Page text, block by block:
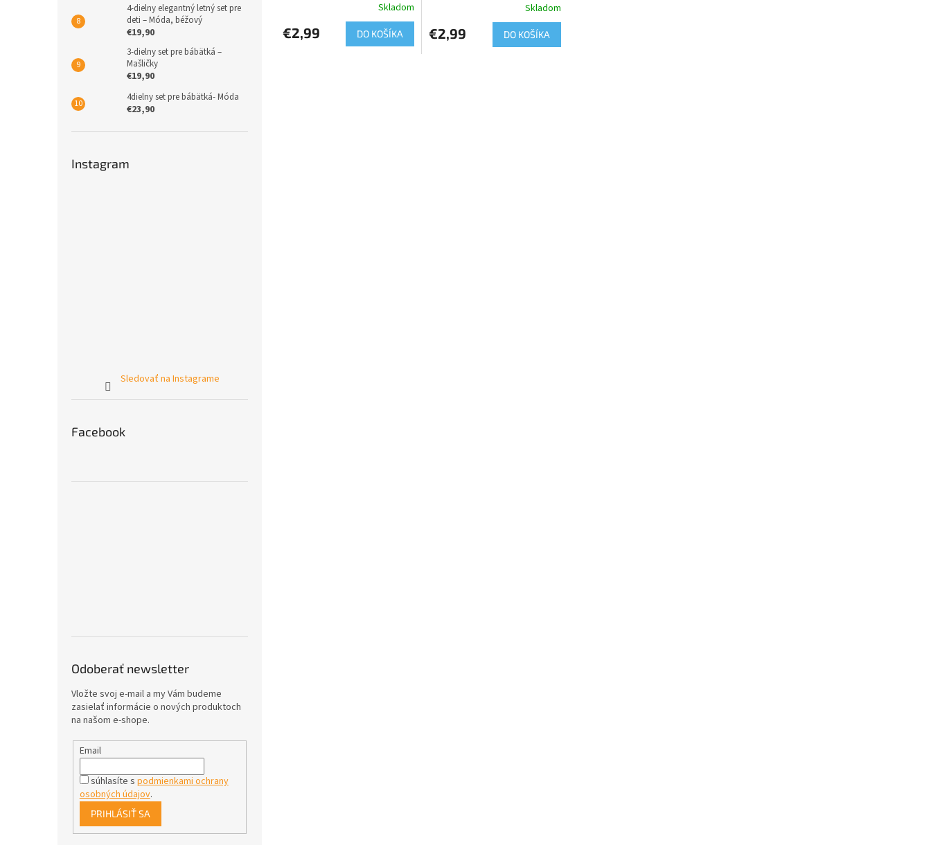
4-dielny elegantný letný set pre
deti – Móda, béžový
€19,90
3-dielny set pre bábätká –
Mašličky
€19,90
4dielny set pre bábätká- Móda
€23,90
Instagram
Sledovať na Instagrame
Facebook
Odoberať newsletter
Vložte svoj e-mail a my Vám budeme
zasielať informácie o nových produktoch
na našom e-shope.
Email
súhlasíte s podmienkami ochrany
osobných údajov.
PRIHLÁSIŤ SA
Skladom
€2,99 DO KOŠÍKA
Skladom
€2,99 DO KOŠÍKA